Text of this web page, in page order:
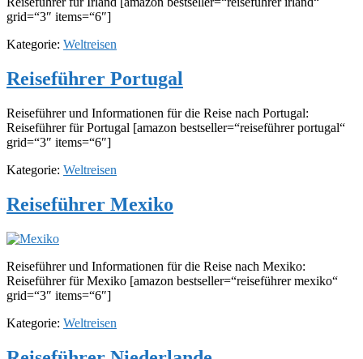
grid=“3″ items=“6″]
Kategorie: Weltreisen
Reiseführer Portugal
Reiseführer und Informationen für die Reise nach Portugal:
Reiseführer für Portugal [amazon bestseller=“reiseführer portugal“
grid=“3″ items=“6″]
Kategorie: Weltreisen
Reiseführer Mexiko
Reiseführer und Informationen für die Reise nach Mexiko:
Reiseführer für Mexiko [amazon bestseller=“reiseführer mexiko“
grid=“3″ items=“6″]
Kategorie: Weltreisen